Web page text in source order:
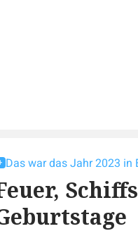
Das war das Jahr 2023 in